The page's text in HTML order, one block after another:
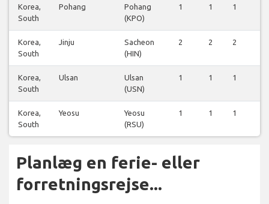
Korea,
South
Pohang
Pohang
(KPO)
1 1 1
Korea,
South
Jinju
Sacheon
(HIN)
2 2 2
Korea,
South
Ulsan
Ulsan
(USN)
1 1 1
Korea,
South
Yeosu
Yeosu
(RSU)
1 1 1
Planlæg en ferie- eller
forretningsrejse...